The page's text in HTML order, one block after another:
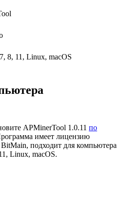
8, 11, Linux, macOS
APMinerTool 1.0.11 по
имеет лицензию
BitMain, подходит для компьютера
Linux, macOS.